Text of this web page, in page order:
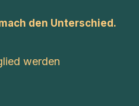
den Unterschied.
werden